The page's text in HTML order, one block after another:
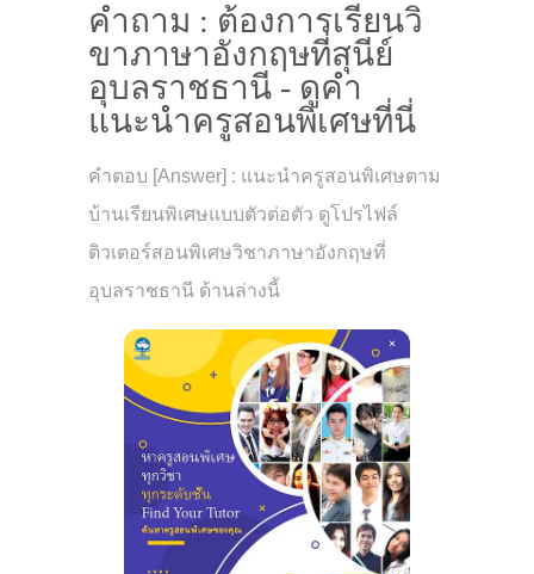
คำถาม : ต้องการเรียนวิ
ขาภาษาอังกฤษที่สุนีย์
อุบลราชธานี - ดูคำ
แนะนำครูสอนพิเศษที่นี่
คำตอบ [Answer] : แนะนำครูสอนพิเศษตาม
บ้านเรียนพิเศษแบบตัวต่อตัว ดูโปรไฟล์
ติวเตอร์สอนพิเศษวิชาภาษาอังกฤษที่
อุบลราชธานี ด้านล่างนี้